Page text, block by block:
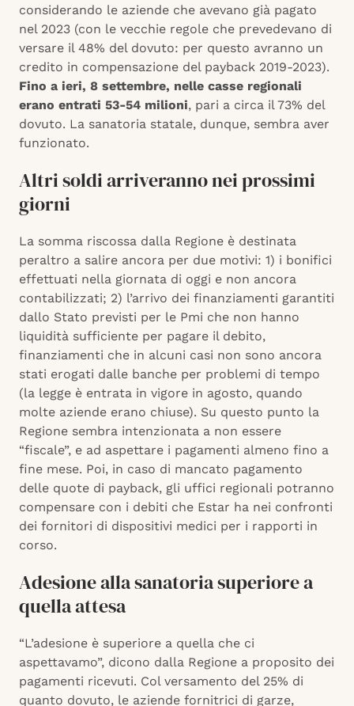
considerando le aziende che avevano già pagato
nel 2023 (con le vecchie regole che prevedevano di
versare il 48% del dovuto: per questo avranno un
credito in compensazione del payback 2019-2023).
Fino a ieri, 8 settembre, nelle casse regionali
erano entrati 53-54 milioni, pari a circa il 73% del
dovuto. La sanatoria statale, dunque, sembra aver
funzionato.
Altri soldi arriveranno nei prossimi
giorni
La somma riscossa dalla Regione è destinata
peraltro a salire ancora per due motivi: 1) i bonifici
effettuati nella giornata di oggi e non ancora
contabilizzati; 2) l’arrivo dei finanziamenti garantiti
dallo Stato previsti per le Pmi che non hanno
liquidità sufficiente per pagare il debito,
finanziamenti che in alcuni casi non sono ancora
stati erogati dalle banche per problemi di tempo
(la legge è entrata in vigore in agosto, quando
molte aziende erano chiuse). Su questo punto la
Regione sembra intenzionata a non essere
“fiscale”, e ad aspettare i pagamenti almeno fino a
fine mese. Poi, in caso di mancato pagamento
delle quote di payback, gli uffici regionali potranno
compensare con i debiti che Estar ha nei confronti
dei fornitori di dispositivi medici per i rapporti in
corso.
Adesione alla sanatoria superiore a
quella attesa
“L’adesione è superiore a quella che ci
aspettavamo”, dicono dalla Regione a proposito dei
pagamenti ricevuti. Col versamento del 25% di
quanto dovuto, le aziende fornitrici di garze,